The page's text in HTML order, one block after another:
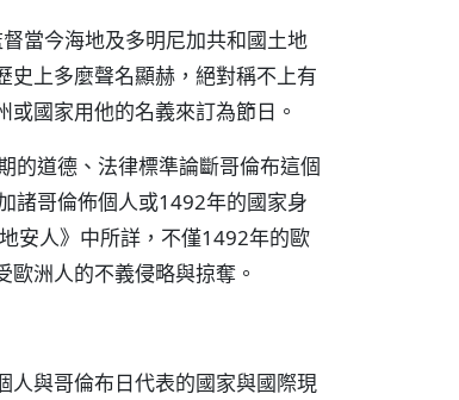
當今海地及多明尼加共和國土地
史上多麼聲名顯赫，絕對稱不上有
國家用他的名義來訂為節日。
的道德、法律標準論斷哥倫布這個
諸哥倫佈個人或1492年的國家身
安人》中所詳，不僅1492年的歐
洲人的不義侵略與掠奪。
人與哥倫布日代表的國家與國際現